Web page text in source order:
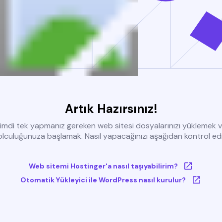
Artık Hazırsınız!
tek yapmanız gereken web sitesi dosyalarınızı yüklemek
başlamak. Nasıl yapacağınızı aşağıdan kontrol
Web sitemi Hostinger'a nasıl taşıyabilirim?
Otomatik Yükleyici ile WordPress nasıl kurulur?